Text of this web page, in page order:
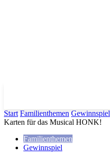
Start Familienthemen Gewinnspiel
Karten für das Musical HONK!
Familienthemen
Gewinnspiel